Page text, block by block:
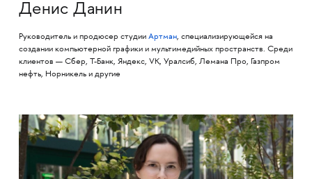
Денис Данин
Руководитель и продюсер студии Артман, специализирующейся на
создании компьютерной графики и мультимедийных пространств. Среди
клиентов — Сбер, Т-Банк, Яндекс, VK, Уралсиб, Лемана Про, Газпром
нефть, Норникель и другие